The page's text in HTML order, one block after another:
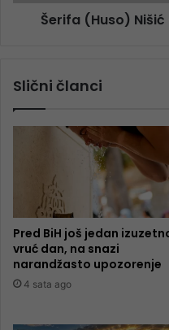
Šerifa (Huso)
Slični članci
Pred BiH još jedan
vruć dan, na snazi
narandžasto upozorenje
4 sata ago